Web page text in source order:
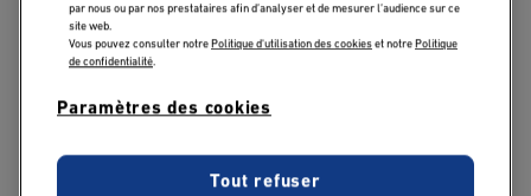
Pourquoi l'éthique est
essentielle dans
l'intelligence
artificielle ?
par nous ou par nos prestataires afin d’analyser et de mesurer l’audience sur ce
site web.
Vous pouvez consulter notre Politique d'utilisation des cookieset notre Politique
de confidentialité.
Paramètres des cookies
Tout refuser